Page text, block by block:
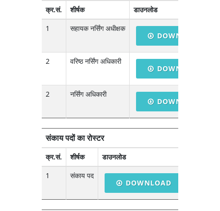
क्र.सं. शीर्षक
डाउनलोड
1
सहायक नर्सिंग अधीक्षक
DOWNLOAD
2 वरिष्ठ नर्सिंग अधिकारी
DOWNLOAD
2 नर्सिंग अधिकारी
DOWNLOAD
संकाय पदों का रोस्टर
क्र.सं. शीर्षक
डाउनलोड
1
संकाय पद
DOWNLOAD